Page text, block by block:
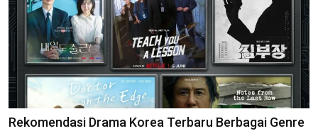
Rekomendasi Drama Korea Terbaru Berbagai Genre